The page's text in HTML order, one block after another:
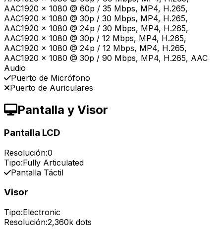
AAC1920 x 1080 @ 60p / 35 Mbps, MP4, H.265,
AAC1920 x 1080 @ 30p / 30 Mbps, MP4, H.265,
AAC1920 x 1080 @ 24p / 30 Mbps, MP4, H.265,
AAC1920 x 1080 @ 30p / 12 Mbps, MP4, H.265,
AAC1920 x 1080 @ 24p / 12 Mbps, MP4, H.265,
AAC1920 x 1080 @ 30p / 90 Mbps, MP4, H.265, AAC
Audio
Puerto de Micrófono
Puerto de Auriculares
Pantalla y Visor
Pantalla LCD
Resolución:0
Tipo:Fully Articulated
Pantalla Táctil
Visor
Tipo:Electronic
Resolución:2,360k dots